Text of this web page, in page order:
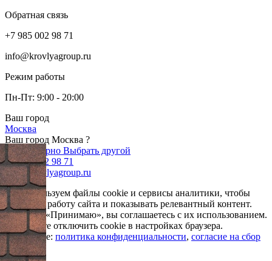
Обратная связь
+7 985 002 98 71
info@krovlyagroup.ru
Режим работы
Пн-Пт: 9:00 - 20:00
Ваш город
Москва
Ваш город Москва ?
Да, все верно Выбрать другой
+7 985 002 98 71
info@krovlyagroup.ru
Мы используем файлы cookie и сервисы аналитики, чтобы
улучшить работу сайта и показывать релевантный контент.
Нажимая «Принимаю», вы соглашаетесь с их использованием.
Вы можете отключить cookie в настройках браузера.
Подробнее: политика конфиденциальности, согласие на сбор
cookie